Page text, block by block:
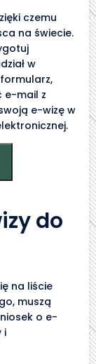
czemu
na świecie.
w
e-mail z
e-wizę w
do
na liście
muszą
o e-
i